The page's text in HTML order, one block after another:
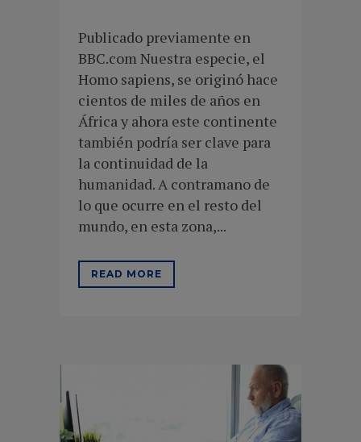
Publicado previamente en
BBC.com Nuestra especie, el
Homo sapiens, se originó hace
cientos de miles de años en
África y ahora este continente
también podría ser clave para
la continuidad de la
humanidad. A contramano de
lo que ocurre en el resto del
mundo, en esta zona,...
READ MORE